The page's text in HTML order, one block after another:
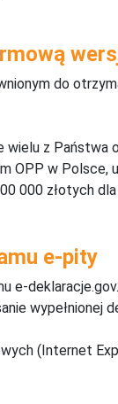
do
wielu z
w Polsce,
000 złotych
e-pity
e-
wypełnionej
(Internet